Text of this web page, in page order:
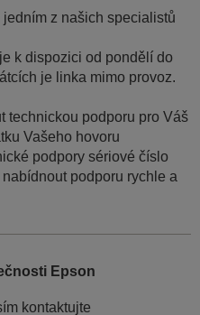
z našich specialistů
k dispozici od pondělí do
je linka mimo provoz.
technickou podporu pro Váš
Vašeho hovoru
podpory sériové číslo
podporu rychle a
Epson
kontaktujte